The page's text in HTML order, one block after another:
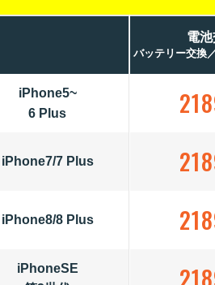
iPhone5~
6 Plus
iPhone7/7 Plus
iPhone8/8 Plus
iPhoneSE
電
バッテリー交換